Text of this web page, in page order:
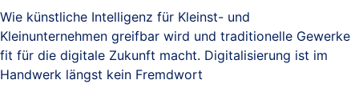
Wie künstliche Intelligenz für Kleinst- und
Kleinunternehmen greifbar wird und traditionelle Gewerke
fit für die digitale Zukunft macht. Digitalisierung ist im
Handwerk längst kein Fremdwort